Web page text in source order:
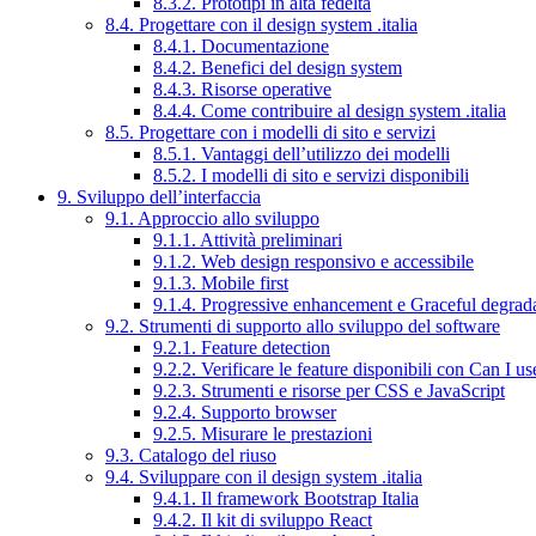
8.4. Progettare con il design system .italia
8.4.1. Documentazione
8.4.2. Benefici del design system
8.4.3. Risorse operative
8.4.4. Come contribuire al design system .italia
8.5. Progettare con i modelli di sito e servizi
8.5.1. Vantaggi dell’utilizzo dei modelli
8.5.2. I modelli di sito e servizi disponibili
9. Sviluppo dell’interfaccia
9.1. Approccio allo sviluppo
9.1.1. Attività preliminari
9.1.2. Web design responsivo e accessibile
9.1.3. Mobile first
9.1.4. Progressive enhancement e Graceful
9.2. Strumenti di supporto allo sviluppo del software
9.2.1. Feature detection
9.2.2. Verificare le feature disponibili con Can I
9.2.3. Strumenti e risorse per CSS e JavaScript
9.2.4. Supporto browser
9.2.5. Misurare le prestazioni
9.3. Catalogo del riuso
9.4. Sviluppare con il design system .italia
9.4.1. Il framework Bootstrap Italia
9.4.2. Il kit di sviluppo React